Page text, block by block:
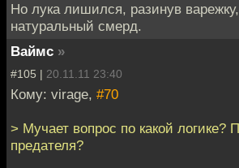
Но лука лишился, разинув
натуральный смерд.
Ваймс »
#105 | 20.11.11 23:40
Кому: virage, #70
> Мучает вопрос по какой логике?
предателя?